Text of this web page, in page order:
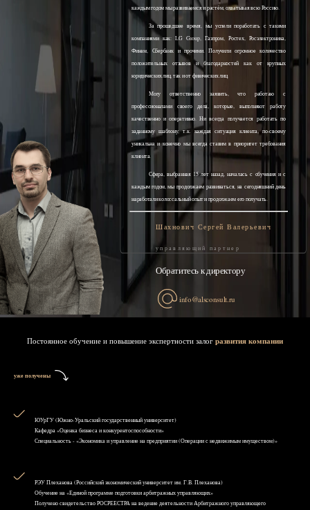
каждым годом мы развиваемся и растём, охватывая всю Россию.
За прошедшее время, мы успели поработать с такими
компаниями как: LG Group, Газпром, Ростех, Росэлектроника,
Финам, Сбербанк и прочими. Получили огромное количество
положительных отзывов и благодарностей как от крупных
юридических лиц, так и от физических лиц.
Могу ответственно заявить, что работаю с
профессионалами своего дела, которые, выполняют работу
качественно и оперативно. Ни всегда получается работать по
заданному шаблону, т.к. каждая ситуация клиента, по-своему
уникальна и конечно мы всегда ставим в приоритет требования
клиента.
Сфера, выбранная 15 лет назад, началась с обучения и с
каждым годом, мы продолжаем развиваться, на сегодняшний день
наработали колоссальный опыт и продолжаем его получать.
Шахнович Сергей Валерьевич
управляющий партнер
Обратитесь к директору
info@alsconsult.ru
Постоянное обучение и повышение экспертности залог развития компании
уже получены
ЮУрГУ (Южно-Уральский государственный университет)
Кафедра «Оценка бизнеса и конкурентоспособности»
Специальность - «Экономика и управление на предприятии (Операции с недвижимым имуществом)»
РЭУ Плеханова (Российский экономический университет им. Г.В. Плеханова)
Обучение на «Единой программе подготовки арбитражных управляющих»
Получено свидетельство РОСРЕЕСТРА на ведение деятельности Арбитражного управляющего